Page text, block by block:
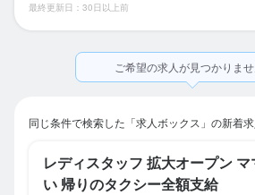
最終更新日：30日以上前
ご希望の求人が見つかりま
同じ条件で検索した「求人ボックス」の新着求
レディスタッフ 拡大オープン
い 帰りのタクシー全額支給